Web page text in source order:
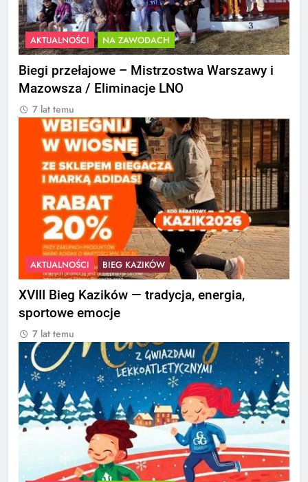
AKTUALNOŚCI NA ZAWODACH
Biegi przełajowe – Mistrzostwa Warszawy i
Mazowsza / Eliminacje LNO
7 lat temu
AKTUALNOŚCI BIEG KAZIKÓW
XVIII Bieg Kazików — tradycja, energia,
sportowe emocje
7 lat temu